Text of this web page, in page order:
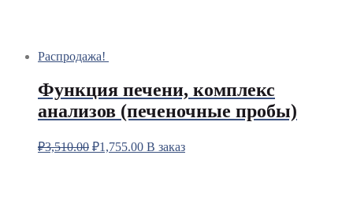
Распродажа!
Функция печени, комплекс
анализов (печеночные пробы)
₽3,510.00 ₽1,755.00 В заказ